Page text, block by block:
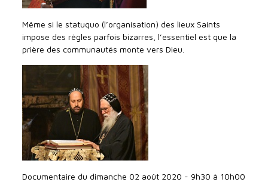
Même si le statuquo (l’organisation) des lieux Saints
impose des règles parfois bizarres, l’essentiel est que la
prière des communautés monte vers Dieu.
Documentaire du dimanche 02 août 2020 - 9h30 à 10h00